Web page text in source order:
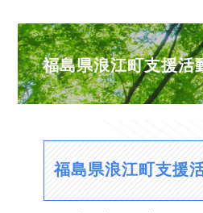
福島県浪江町支援活
福島県浪江町支援